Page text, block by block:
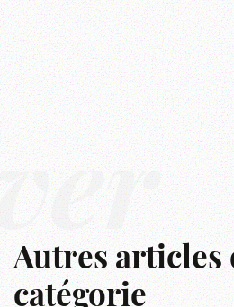
Autres articles
catégorie